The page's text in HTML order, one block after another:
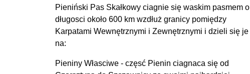
Pieniński Pas Skałkowy ciagnie się waskim pasmem o
długosci około 600 km wzdłuż granicy pomiędzy
Karpatami Wewnętrznymi i Zewnętrznymi i dzieli się je
na:
Pieniny Własciwe - częsć Pienin ciagnaca się od